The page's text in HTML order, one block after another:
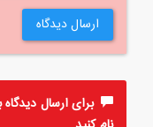
ارسال دیدگاه
برای ارسال دیدگاه